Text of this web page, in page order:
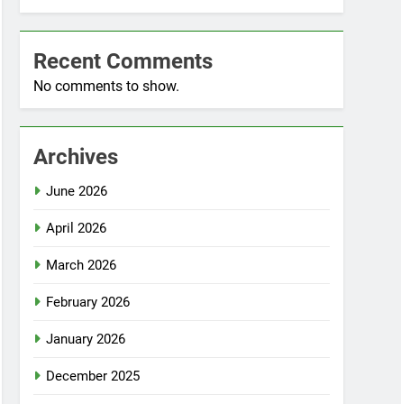
Recent Comments
No comments to show.
Archives
June 2026
April 2026
March 2026
February 2026
January 2026
December 2025